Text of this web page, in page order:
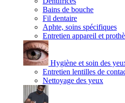
Bains de bouche
Fil dentaire
Aphte, soins spécifiques
Entretien appareil et
Hygiène et soin des
Entretien lentilles de
Nettoyage des yeux